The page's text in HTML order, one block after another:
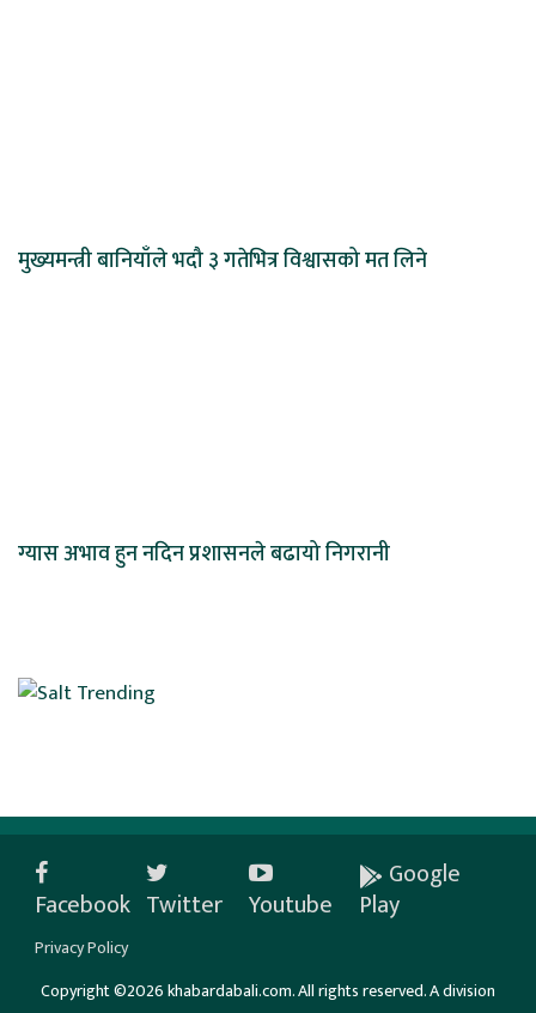
मुख्यमन्त्री बानियाँले भदौ ३ गतेभित्र विश्वासको मत लिने
ग्यास अभाव हुन नदिन प्रशासनले बढायो निगरानी
Facebook Twitter Youtube
Google
Play
Privacy Policy
Copyright ©2026 khabardabali.com. All rights reserved. A division